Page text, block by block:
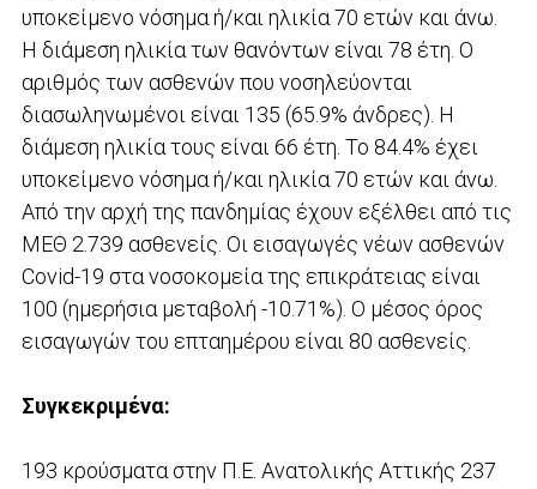
υποκείμενο νόσημα ή/και ηλικία 70 ετών και άνω.
Η διάμεση ηλικία των θανόντων είναι 78 έτη. Ο
αριθμός των ασθενών που νοσηλεύονται
διασωληνωμένοι είναι 135 (65.9% άνδρες). Η
διάμεση ηλικία τους είναι 66 έτη. To 84.4% έχει
υποκείμενο νόσημα ή/και ηλικία 70 ετών και άνω.
Από την αρχή της πανδημίας έχουν εξέλθει από τις
ΜΕΘ 2.739 ασθενείς. Οι εισαγωγές νέων ασθενών
Covid-19 στα νοσοκομεία της επικράτειας είναι
100 (ημερήσια μεταβολή -10.71%). Ο μέσος όρος
εισαγωγών του επταημέρου είναι 80 ασθενείς.
Συγκεκριμένα:
193 κρούσματα στην Π.Ε. Ανατολικής Αττικής 237